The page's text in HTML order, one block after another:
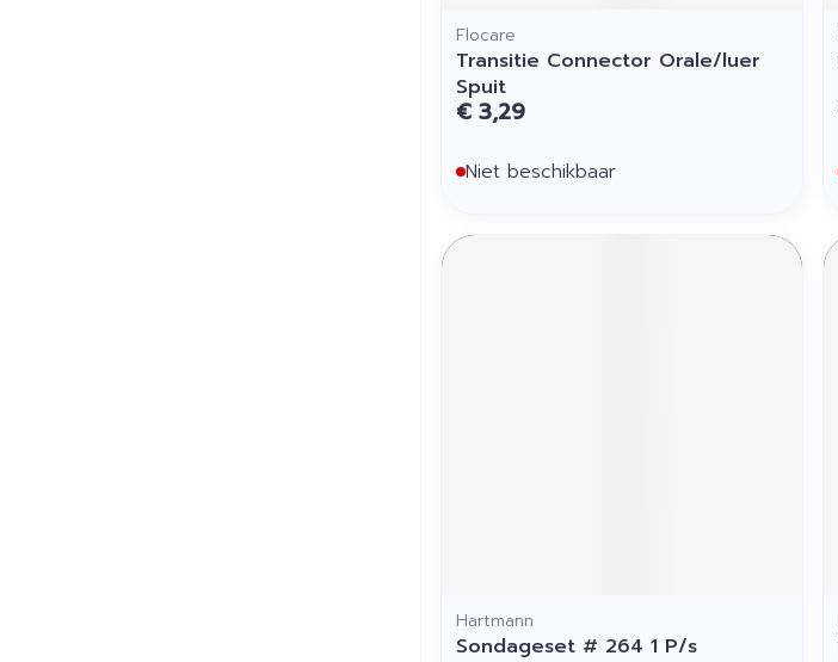
Flocare
Transitie Connector Orale/luer
Spuit
€ 3,29
Niet beschikbaar
Hartmann
Sondageset # 264 1 P/s